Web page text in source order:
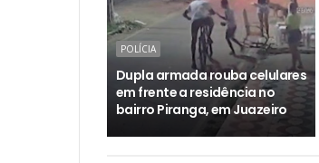
POLÍCIA
Dupla armada rouba celulares
em frente a residência no
bairro Piranga, em Juazeiro